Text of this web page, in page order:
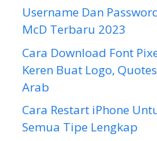
Username Dan
McD Terbaru 2023
Cara Download Font
Keren Buat Logo,
Arab
Cara Restart iPhone
Semua Tipe Lengkap